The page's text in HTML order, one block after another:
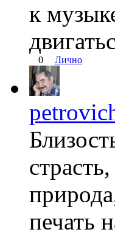
к
0 Лично
печать